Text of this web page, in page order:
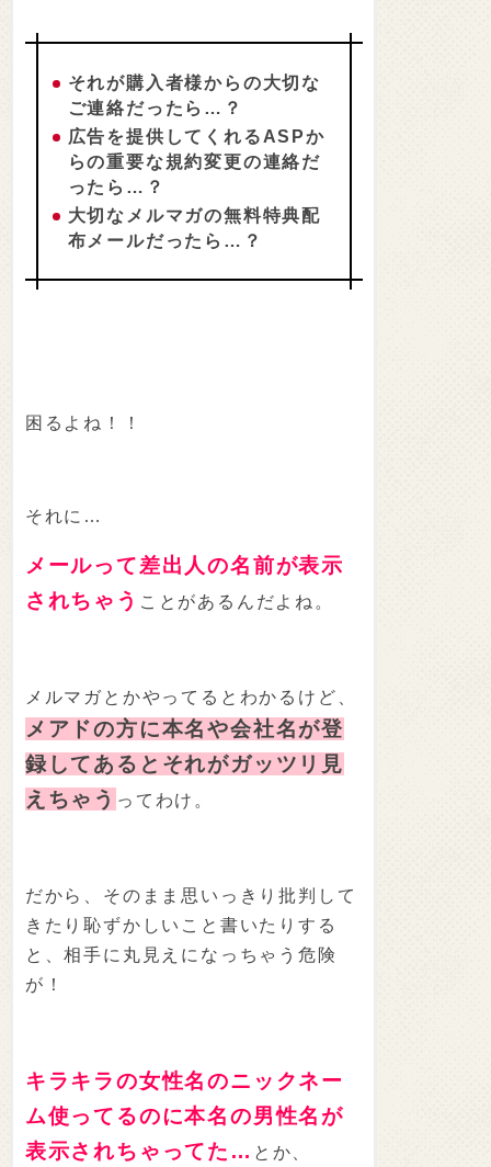
それが購入者様からの大切な
ご連絡だったら…？
広告を提供してくれるASPか
らの重要な規約変更の連絡だ
ったら…？
大切なメルマガの無料特典配
布メールだったら…？
困るよね！！
それに…
メールって差出人の名前が表示
されちゃう ことがあるんだよね。
メルマガとかやってるとわかるけど、
メアドの方に本名や会社名が登
録してあるとそれがガッツリ見
えちゃう ってわけ。
だから、そのまま思いっきり批判して
きたり恥ずかしいこと書いたりする
と、相手に丸見えになっちゃう危険
が！
キラキラの女性名のニックネー
ム使ってるのに本名の男性名が
表示されちゃってた… とか、